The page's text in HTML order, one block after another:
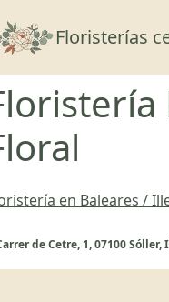
Floristerías
en Baleares /
de Cetre, 1, 07100 Sóller,